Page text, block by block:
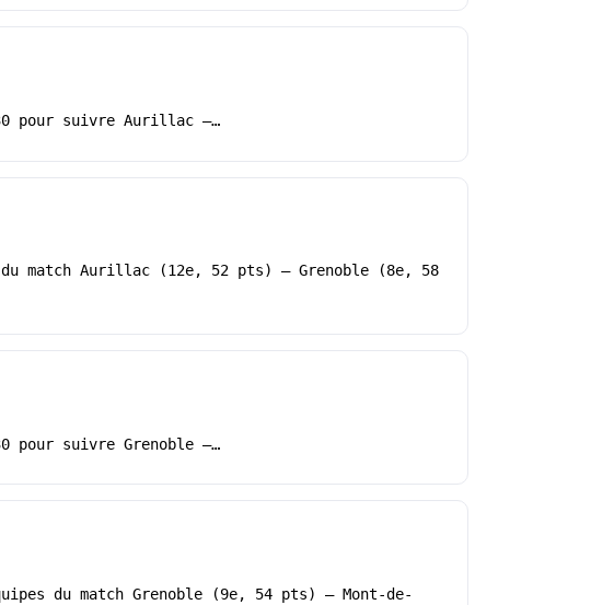
pour suivre Aurillac –…
match Aurillac (12e, 52 pts) – Grenoble (8e, 58
pour suivre Grenoble –…
du match Grenoble (9e, 54 pts) – Mont-de-